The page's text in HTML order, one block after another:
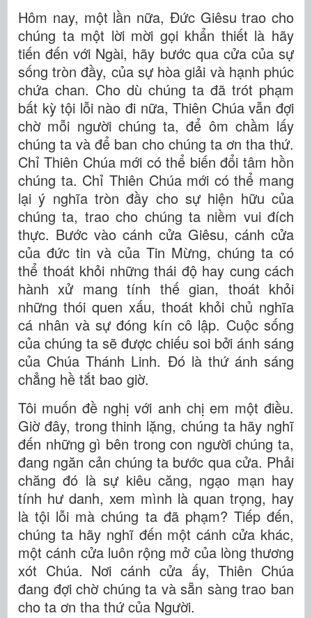
Hôm nay, một lần nữa, Đức Giêsu trao cho
chúng ta một lời mời gọi khẩn thiết là hãy
tiến đến với Ngài, hãy bước qua cửa của sự
sống tròn đầy, của sự hòa giải và hạnh phúc
chứa chan. Cho dù chúng ta đã trót phạm
bất kỳ tội lỗi nào đi nữa, Thiên Chúa vẫn đợi
chờ mỗi người chúng ta, để ôm chầm lấy
chúng ta và để ban cho chúng ta ơn tha thứ.
Chỉ Thiên Chúa mới có thể biến đổi tâm hồn
chúng ta. Chỉ Thiên Chúa mới có thể mang
lại ý nghĩa tròn đầy cho sự hiện hữu của
chúng ta, trao cho chúng ta niềm vui đích
thực. Bước vào cánh cửa Giêsu, cánh cửa
của đức tin và của Tin Mừng, chúng ta có
thể thoát khỏi những thái độ hay cung cách
hành xử mang tính thế gian, thoát khỏi
những thói quen xấu, thoát khỏi chủ nghĩa
cá nhân và sự đóng kín cô lập. Cuộc sống
của chúng ta sẽ được chiếu soi bởi ánh sáng
của Chúa Thánh Linh. Đó là thứ ánh sáng
chẳng hề tắt bao giờ.
Tôi muốn đề nghị với anh chị em một điều.
Giờ đây, trong thinh lặng, chúng ta hãy nghĩ
đến những gì bên trong con người chúng ta,
đang ngăn cản chúng ta bước qua cửa. Phải
chăng đó là sự kiêu căng, ngạo mạn hay
tính hư danh, xem mình là quan trọng, hay
là tội lỗi mà chúng ta đã phạm? Tiếp đến,
chúng ta hãy nghĩ đến một cánh cửa khác,
một cánh cửa luôn rộng mở của lòng thương
xót Chúa. Nơi cánh cửa ấy, Thiên Chúa
đang đợi chờ chúng ta và sẵn sàng trao ban
cho ta ơn tha thứ của Người.